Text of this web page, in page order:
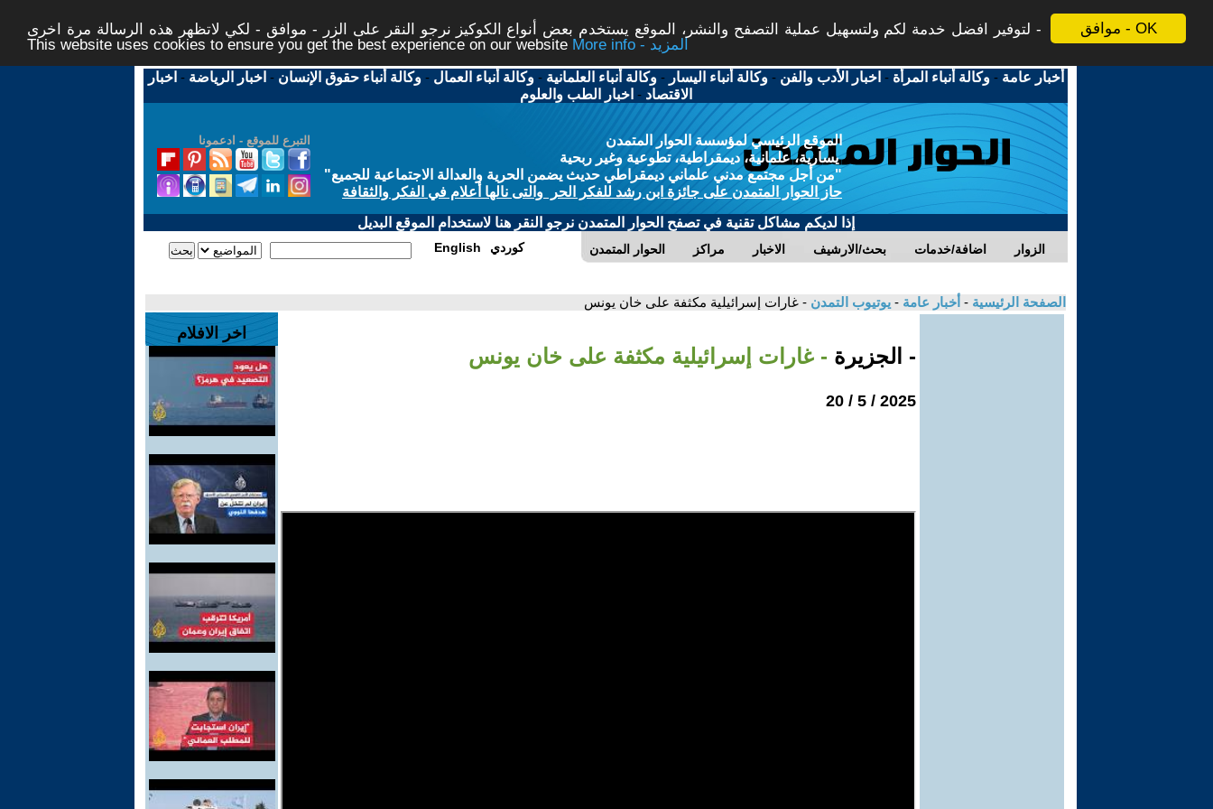
موافق - OK
لتوفير افضل خدمة لكم ولتسهيل عملية التصفح والنشر، الموقع يستخدم بعض أنواع الكوكيز نرجو النقر على الزر - موافق - لكي لاتظهر هذه الرسالة مرة اخرى -
This website uses cookies to ensure you get the best experience on our website
More info - المزيد
أخبار عامة -وكالة أنباء المرأة - اخبار الأدب والفن -وكالة أنباء اليسار -وكالة أنباء العلمانية -وكالة أنباء العمال -وكالة أنباء حقوق الإنسان - اخبار الرياضة - اخبار
الاقتصاد - اخبار الطب والعلوم
التبرع للموقع - ادعمونا
الموقع الرئيسي لمؤسسة الحوار المتمدن
يسارية، علمانية، ديمقراطية، تطوعية وغير ربحية
"من أجل مجتمع مدني علماني ديمقراطي حديث يضمن الحرية والعدالة الاجتماعية للجميع"
حاز الحوار المتمدن على جائزة ابن رشد للفكر الحر والتى نالها أعلام في الفكر والثقافة
إذا لديكم مشاكل تقنية في تصفح الحوار المتمدن نرجو النقر هنا لاستخدام الموقع البديل
الحوار المتمدن مراكز الاخبار بحث/الارشيف اضافة/خدمات الزوار English كوردي
الصفحة الرئيسية - أخبار عامة - يوتيوب التمدن - غارات إسرائيلية مكثفة على خان يونس
- الجزيرة - غارات إسرائيلية مكثفة على خان يونس
2025 / 5 / 20
اخر الافلام